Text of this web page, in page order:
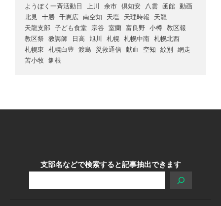
ようぼく一斉活動日 上川 余市 倶知安 八雲 函館 動画
北見 十勝 千恵広 南空知 天塩 天理時報 天龍
天龍支部 子ども食堂 宗谷 室蘭 富良野 小樽 教区報
教区祭 教誨師 日高 旭川 札幌 札幌中南 札幌北西
札幌東 札幌白豊 渡島 災救通信 献血 空知 紋別 網走
苫小牧 釧根
支部名などで検索すると記事抽出できます